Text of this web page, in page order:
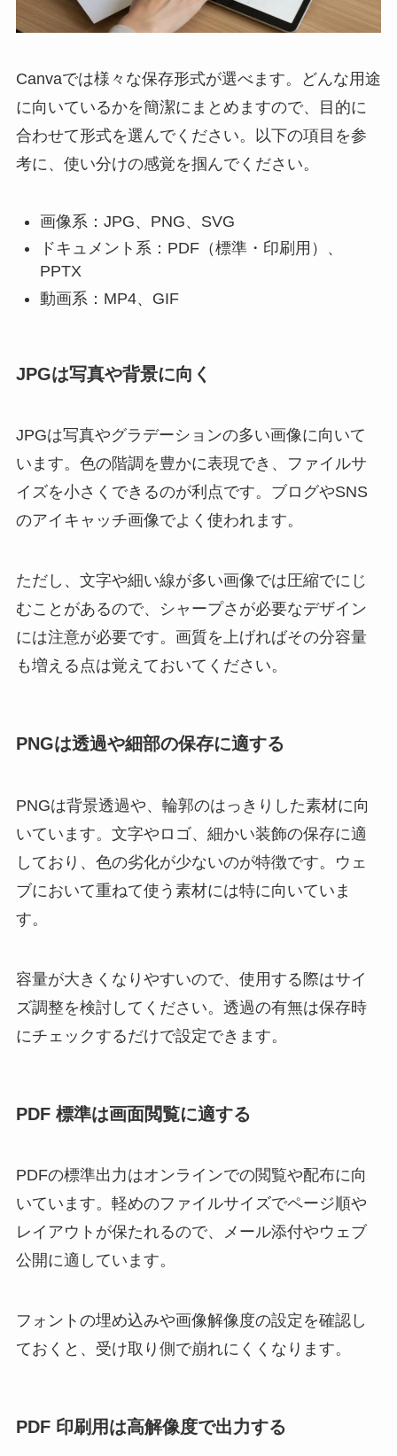
Canvaでは様々な保存形式が選べます。どんな用途
に向いているかを簡潔にまとめますので、目的に
合わせて形式を選んでください。以下の項目を参
考に、使い分けの感覚を掴んでください。
画像系：JPG、PNG、SVG
ドキュメント系：PDF（標準・印刷用）、
PPTX
動画系：MP4、GIF
JPGは写真や背景に向く
JPGは写真やグラデーションの多い画像に向いて
います。色の階調を豊かに表現でき、ファイルサ
イズを小さくできるのが利点です。ブログやSNS
のアイキャッチ画像でよく使われます。
ただし、文字や細い線が多い画像では圧縮でにじ
むことがあるので、シャープさが必要なデザイン
には注意が必要です。画質を上げればその分容量
も増える点は覚えておいてください。
PNGは透過や細部の保存に適する
PNGは背景透過や、輪郭のはっきりした素材に向
いています。文字やロゴ、細かい装飾の保存に適
しており、色の劣化が少ないのが特徴です。ウェ
ブにおいて重ねて使う素材には特に向いていま
す。
容量が大きくなりやすいので、使用する際はサイ
ズ調整を検討してください。透過の有無は保存時
にチェックするだけで設定できます。
PDF 標準は画面閲覧に適する
PDFの標準出力はオンラインでの閲覧や配布に向
いています。軽めのファイルサイズでページ順や
レイアウトが保たれるので、メール添付やウェブ
公開に適しています。
フォントの埋め込みや画像解像度の設定を確認し
ておくと、受け取り側で崩れにくくなります。
PDF 印刷用は高解像度で出力する